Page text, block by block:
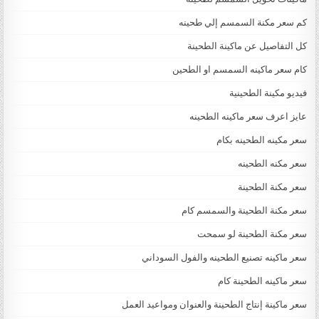
كم سعر مكنة السمسم إلي طحينه
كل التفاصيل عن ماكينة الطحينة
كام سعر ماكينه السمسم او الطحين
فيديو مكينة الطحينية
عايز اعرف سعر ماكينه الطحينه
سعر مكينه الطحينه بكام
سعر مكنه الطحينه
سعر مكنة الطحينة
سعر مكنة الطحينة والسمسم كام
سعر مكنة الطحينة لو سمحت
سعر ماكينه تصنيع الطحينه والفول السوداني
سعر ماكينه الطحينة كام
سعر ماكينة إنتاج الطحينة والعنوان ومواعيد العمل